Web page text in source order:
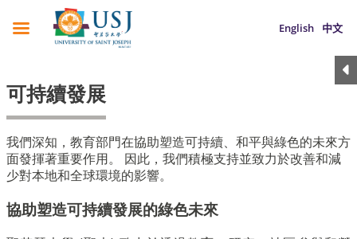
English 中文
可持續發展
我們深知，教育部門在協助塑造可持續、和平與綠色的未來方
面發揮著重要作用。 因此，我們積極支持並致力於改善和減
少對本地和全球環境的影響。
協助塑造可持續發展的綠色未來